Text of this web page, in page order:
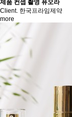
제품 컨셉 촬영 퓨오라
Client. 한국프라임제약
more